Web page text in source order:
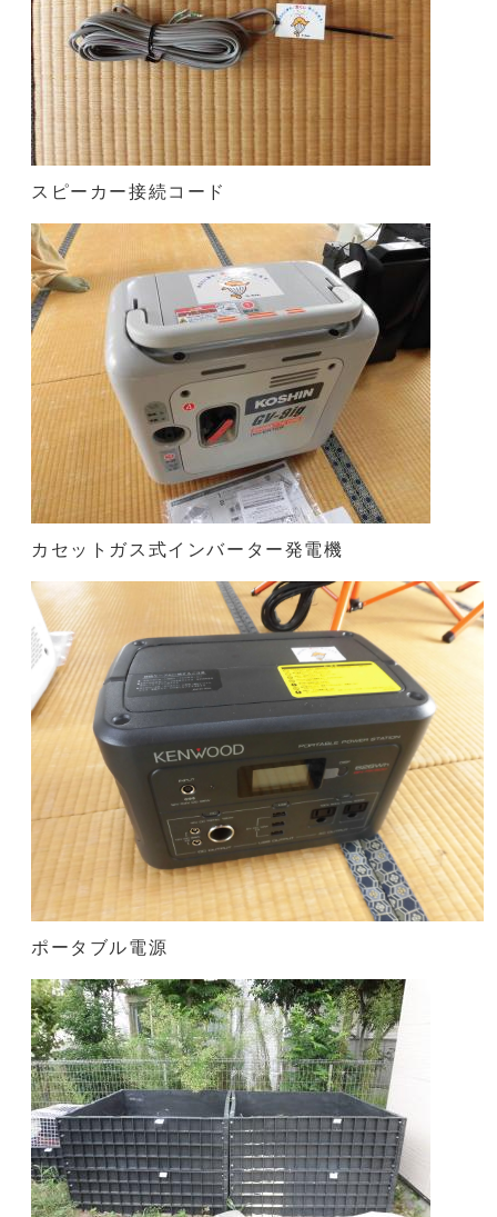
スピーカー接続コード
カセットガス式インバーター発電機
ポータブル電源